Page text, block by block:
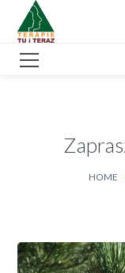
HOME